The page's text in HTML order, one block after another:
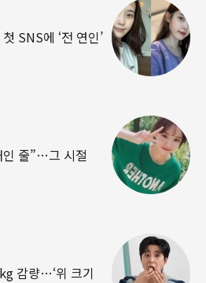
SNS에 ‘전 연인’
인 줄”…그 시절
감량…‘위 크기